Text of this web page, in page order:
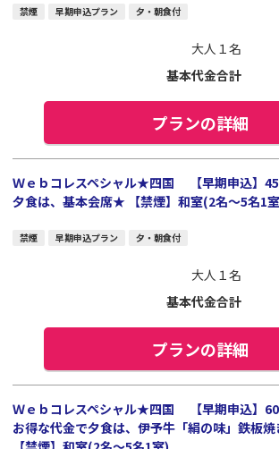
禁煙 早期申込プラン 夕・朝食付
大人１名
基本代金合計
プランの詳細
Ｗｅｂコレスペシャル★四国 【早期申込】
夕食は、基本会席★ 【禁煙】和室(2名～5名1
禁煙 早期申込プラン 夕・朝食付
大人１名
基本代金合計
プランの詳細
Ｗｅｂコレスペシャル★四国 【早期申込】
お得な代金で夕食は、伊予牛「絹の味」鉄板